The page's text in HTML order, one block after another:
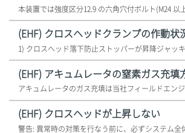
本装置では強度区分12.9 の六角穴付ボルト(M24 以
(EHF) クロスヘッドクランプの作動状
(EHF) アキュムレータの窒素ガス充填
(EHF) クロスヘッドが上昇しない